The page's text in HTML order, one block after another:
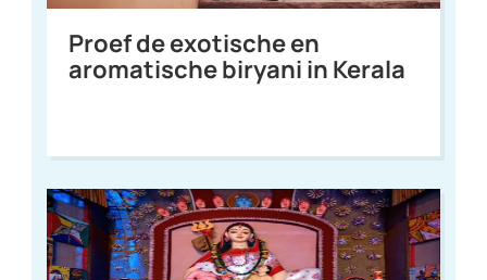
Proef de exotische en
aromatische biryani in Kerala